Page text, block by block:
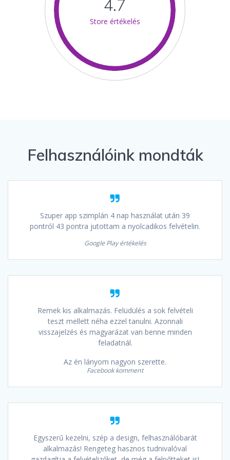
4.7
Store értékelés
Felhasználóink mondták
Szuper app szimplán 4 nap használat után 39
pontról 43 pontra jutottam a nyolcadikos felvételin.
Google Play értékelés
Remek kis alkalmazás. Felüdülés a sok felvételi
teszt mellett néha ezzel tanulni. Azonnali
visszajelzés és magyarázat van benne minden
feladatnál.
Az én lányom nagyon szerette.
Facebook komment
Egyszerű kezelni, szép a design, felhasználóbarát
alkalmazás! Rengeteg hasznos tudnivalóval